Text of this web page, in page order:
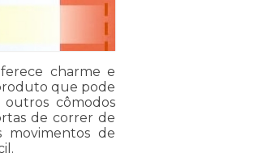
charme e
que pode
outros cômodos
de correr de
de